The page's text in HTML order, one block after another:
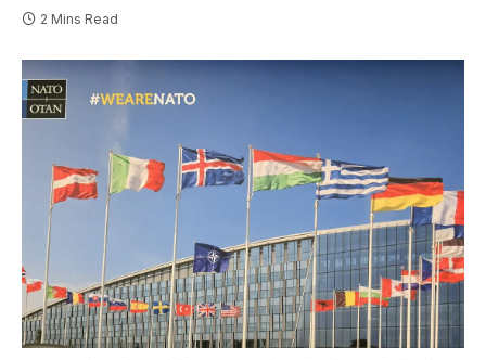
2 Mins Read